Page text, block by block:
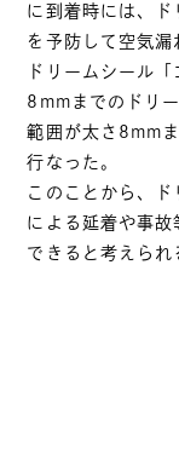
に到着時には、ド
を予防して空気漏
ドリームシール
8mmまでのドリ
範囲が太さ8mm
行なった。
このことから、
による延着や事
できると考えられ